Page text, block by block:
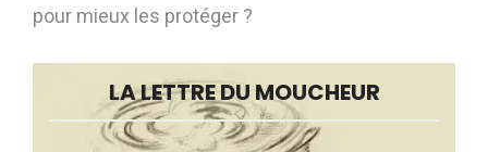
pour mieux les protéger ?
LA LETTRE DU MOUCHEUR